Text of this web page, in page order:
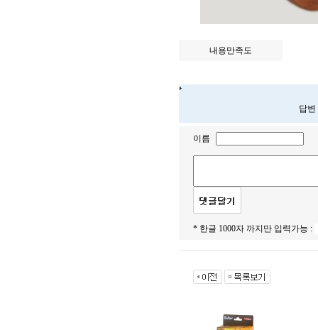
내용만족도
답
이름
* 한글 1000자 까지만 입력가능 :